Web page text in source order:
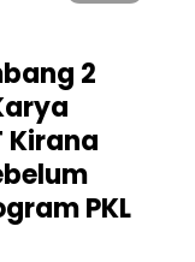
2
Kirana
PKL